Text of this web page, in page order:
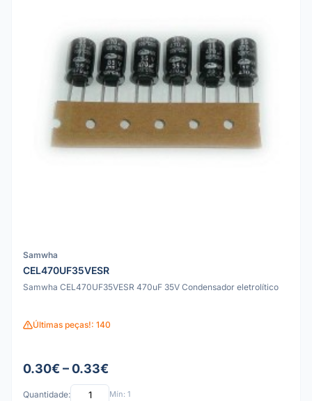
Samwha
CEL470UF35VESR
Samwha CEL470UF35VESR 470uF 35V Condensador eletrolítico
Últimas peças!: 140
0.30€ – 0.33€
Quantidade: Mín: 1